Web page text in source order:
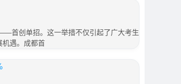
首创单招。这一举措不仅引起了广大考生
机遇。成都首